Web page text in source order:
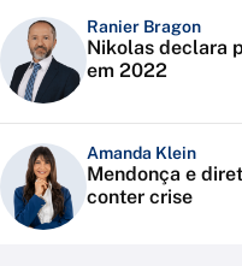
Ranier Bragon
Nikolas declara
em 2022
Amanda Klein
Mendonça e
conter crise